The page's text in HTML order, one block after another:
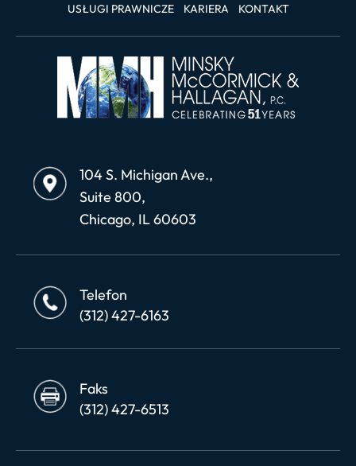
USŁUGI PRAWNICZE
KARIERA KONTAKT
104 S. Michigan Ave.,
Suite 800,
Chicago, IL 60603
Telefon
(312) 427-6163
Faks
(312) 427-6513